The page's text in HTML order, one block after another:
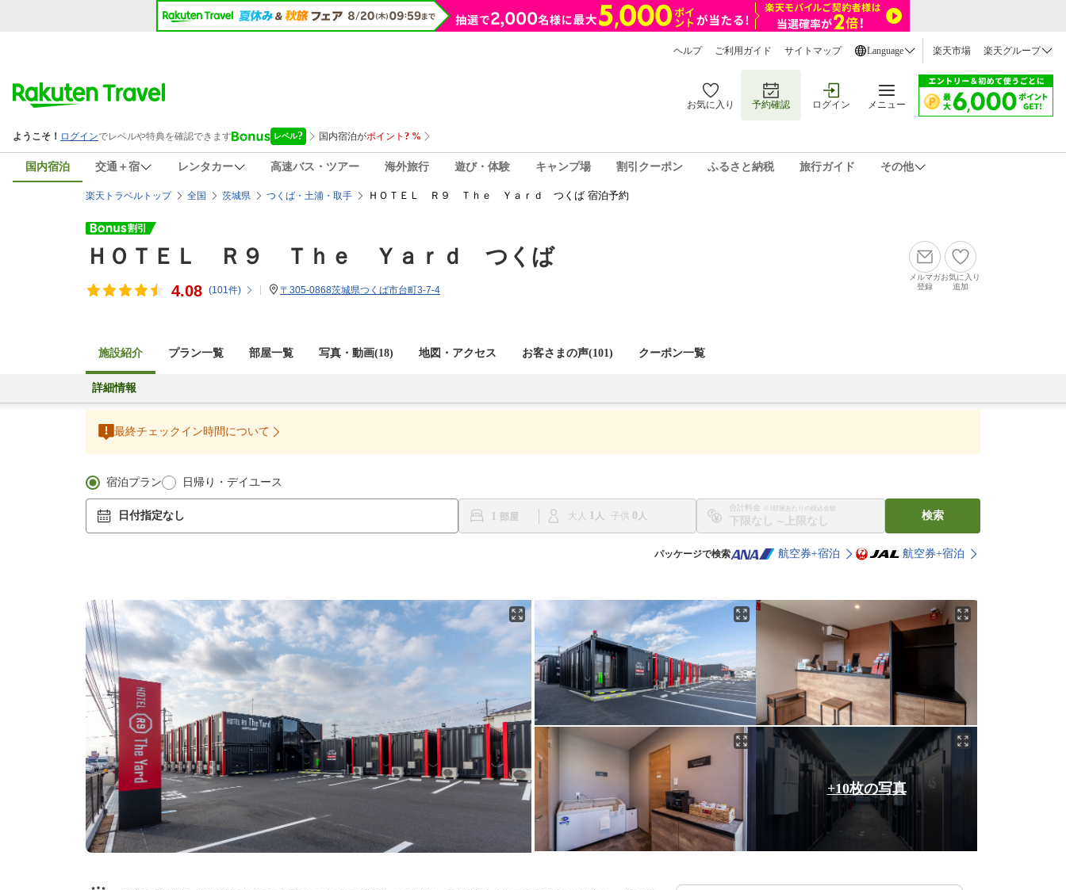
ヘルプ ご利用ガイド サイトマップ Language 楽天市場 楽天グループ
お気に入り 予約確認 ログイン メニュー
国内宿泊 交通＋宿 レンタカー 高速バス・ツアー 海外旅行 遊び・体験 キャンプ場 割引クーポン ふるさと納税 旅行ガイド その他
楽天トラベルトップ 全国 茨城県 つくば・土浦・取手 ＨＯＴＥＬ Ｒ９ Ｔｈｅ Ｙａｒｄ つくば 宿泊予約
ＨＯＴＥＬ Ｒ９ Ｔｈｅ Ｙａｒｄ つくば
4.08 (101件) 〒305-0868茨城県つくば市台町3-7-4
メルマガ
登録
お気に入り
追加
施設紹介 プラン一覧 部屋一覧 写真・動画(18) 地図・アクセス お客さまの声(101) クーポン一覧
詳細情報
最終チェックイン時間について
宿泊プラン 日帰り・デイユース
日付指定なし 1 大人 1 子供 0
合計料金 ※1部屋あたりの税込金額
〜
検索
パッケージで検索 航空券+宿泊 航空券+宿泊
+10枚の写真